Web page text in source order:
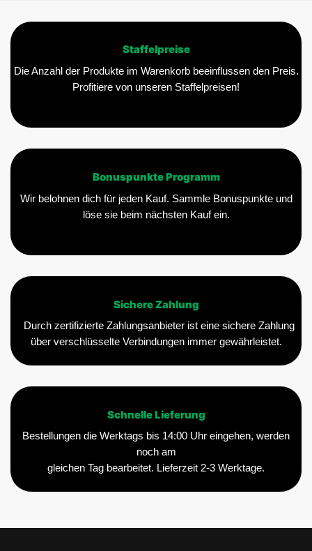
Staffelpreise
Die Anzahl der Produkte im Warenkorb beeinflussen den Preis.
Profitiere von unseren Staffelpreisen!
Bonuspunkte Programm
Wir belohnen dich für jeden Kauf. Sammle Bonuspunkte und
löse sie beim nächsten Kauf ein.
Sichere Zahlung
Durch zertifizierte Zahlungsanbieter ist eine sichere Zahlung
über verschlüsselte Verbindungen immer gewährleistet.
Schnelle Lieferung
Bestellungen die Werktags bis 14:00 Uhr eingehen, werden
noch am
gleichen Tag bearbeitet. Lieferzeit 2-3 Werktage.